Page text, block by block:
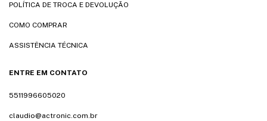
POLÍTICA DE TROCA E DEVOLUÇÃO
COMO COMPRAR
ASSISTÊNCIA TÉCNICA
ENTRE EM CONTATO
5511996605020
claudio@actronic.com.br